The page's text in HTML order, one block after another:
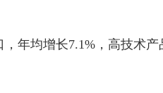
年均增长7.1%，高技术